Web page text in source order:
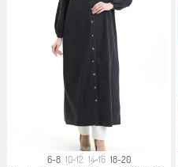
6-8 10-12 14-16 18-20